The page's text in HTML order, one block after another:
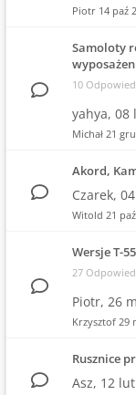
Piotr 14 paź
Samoloty
10
yahya, 08
Michał 21
Akord,
Czarek,
Witold 21
Wersje T-
27
Piotr, 26
Krzysztof 29
Rusznice
Asz, 12